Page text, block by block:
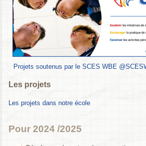
Projets soutenus par le SCES WBE
Les projets
Les projets dans notre école
Pour 2024 /2025